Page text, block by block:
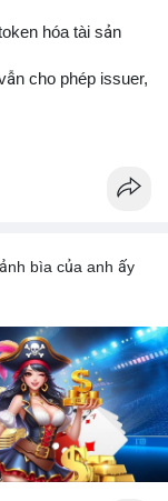
hóa tài sản
cho phép issuer,
bìa của anh ấy